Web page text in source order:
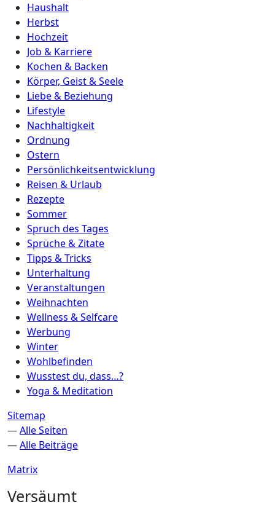
Haushalt
Herbst
Hochzeit
Job & Karriere
Kochen & Backen
Körper, Geist & Seele
Liebe & Beziehung
Lifestyle
Nachhaltigkeit
Ordnung
Ostern
Persönlichkeitsentwicklung
Reisen & Urlaub
Rezepte
Sommer
Spruch des Tages
Sprüche & Zitate
Tipps & Tricks
Unterhaltung
Veranstaltungen
Weihnachten
Wellness & Selfcare
Werbung
Winter
Wohlbefinden
Wusstest du, dass…?
Yoga & Meditation
Sitemap
—Alle Seiten
—Alle Beiträge
Matrix
Versäumt